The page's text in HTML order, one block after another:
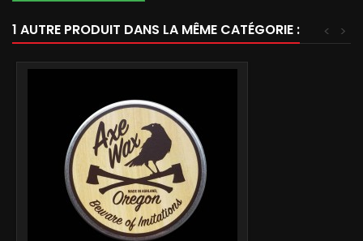
1 AUTRE PRODUIT DANS LA MÊME CATÉGORIE : >
<